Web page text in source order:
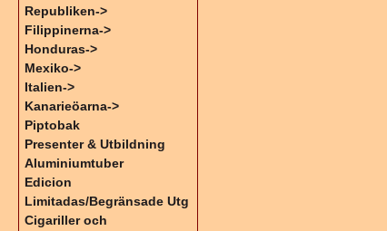
Republiken->
Filippinerna->
Honduras->
Mexiko->
Italien->
Kanarieöarna->
Piptobak
Presenter & Utbildning
Aluminiumtuber
Edicion
Limitadas/Begränsade Utg
Cigariller och